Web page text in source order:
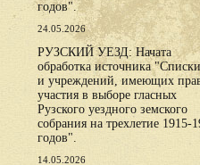
годов".
24.05.2026
РУЗСКИЙ УЕЗД: Начата
обработка источника
и учреждений, имеющих
участия в выборе гласных
Рузского уездного земского
собрания на трехлетие 1915-
годов".
14.05.2026